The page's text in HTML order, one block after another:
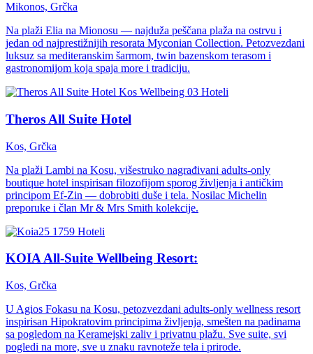
Mikonos, Grčka
Na plaži Elia na Mionosu — najduža peščana plaža na ostrvu i
jedan od najprestižnijih resorata Myconian Collection. Petozvezdani
luksuz sa mediteranskim šarmom, twin bazenskom terasom i
gastronomijom koja spaja more i tradiciju.
Hoteli
Theros All Suite Hotel
Kos, Grčka
Na plaži Lambi na Kosu, višestruko nagrađivani adults-only
boutique hotel inspirisan filozofijom sporog življenja i antičkim
principom Ef-Zin — dobrobiti duše i tela. Nosilac Michelin
preporuke i član Mr & Mrs Smith kolekcije.
Hoteli
KOIA All-Suite Wellbeing Resort:
Kos, Grčka
U Agios Fokasu na Kosu, petozvezdani adults-only wellness resort
inspirisan Hipokratovim principima življenja, smešten na padinama
sa pogledom na Keramejski zaliv i privatnu plažu. Sve suite, svi
pogledi na more, sve u znaku ravnoteže tela i prirode.